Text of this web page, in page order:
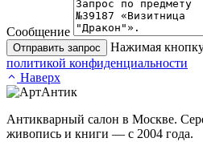
Сообщение
Отправить запрос
Нажимая
политикой конфиденциальности
Наверх
Антикварный салон в Москве.
живопись и книги — с 2004 года.